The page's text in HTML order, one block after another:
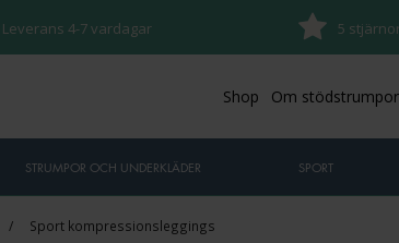
Leverans 4-7 vardagar 5
Shop Om stödstrumpor
STRUMPOR OCH UNDERKLÄDER SPORT
/ Sport kompressionsleggings